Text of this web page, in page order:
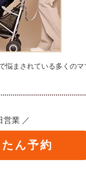
まされている多くの
営業 ／
ん予約